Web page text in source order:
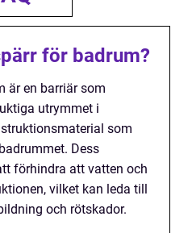
för badrum?
är en barriär som
utrymmet i
som
Dess
förhindra att vatten och
vilket kan leda till
och rötskador.